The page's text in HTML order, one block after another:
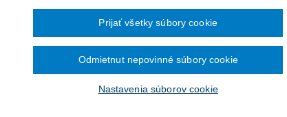
žiadostí o dotácie
pre zhotovenie analýzy
November 2024
Október 2024
September 2024
August 2024
Máj 2024
19:
zákonom č. 9/2021 Z. z. dochádza aj k zmene zákona č.
verejnom obstarávaní a o zmene a doplnení niektorých zákonov.
o verejnom obstarávaní sa mení a dopĺňa nasledovne:
V § 56 ods. 2 písm. a) savypúšťajú slová„v ktorom možno vyzvať
Nastavenia súborov cookie
Odmietnut nepovinné súbory cookie
Prijať všetky súbory cookie